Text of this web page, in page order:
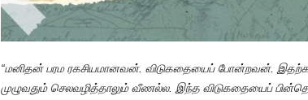
“மனிதன் பரம ரகசியமானவன். விடுகதையைப் போன்றவன்.
முழுவதும் செலவழித்தாலும் வீணல்ல. இந்த விடுகதையைப்